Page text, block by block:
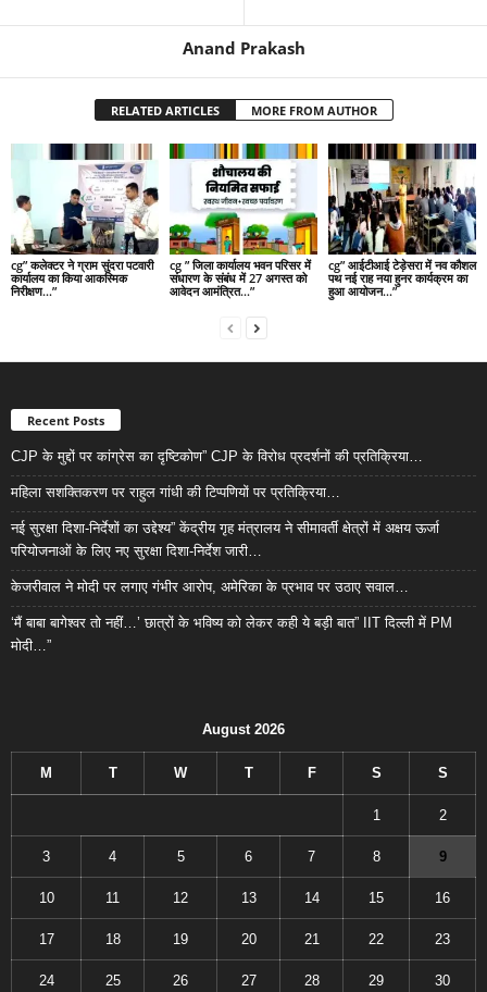
Anand Prakash
RELATED ARTICLES MORE FROM AUTHOR
cg” कलेक्टर ने ग्राम सुंदरा पटवारी
कार्यालय का किया आकस्मिक
निरीक्षण…”
cg ” जिला कार्यालय भवन परिसर में
संधारण के संबंध में 27 अगस्त को
आवेदन आमंत्रित…”
cg” आईटीआई टेड़ेसरा में नव कौशल
पथ नई राह नया हुनर कार्यक्रम का
हुआ आयोजन…”
Recent Posts
CJP के मुद्दों पर कांग्रेस का दृष्टिकोण” CJP के विरोध प्रदर्शनों की प्रतिक्रिया…
महिला सशक्तिकरण पर राहुल गांधी की टिप्पणियों पर प्रतिक्रिया…
नई सुरक्षा दिशा-निर्देशों का उद्देश्य” केंद्रीय गृह मंत्रालय ने सीमावर्ती क्षेत्रों में अक्षय ऊर्जा
परियोजनाओं के लिए नए सुरक्षा दिशा-निर्देश जारी…
केजरीवाल ने मोदी पर लगाए गंभीर आरोप, अमेरिका के प्रभाव पर उठाए सवाल…
‘मैं बाबा बागेश्वर तो नहीं…’ छात्रों के भविष्य को लेकर कही ये बड़ी बात” IIT दिल्ली में PM
मोदी…”
August 2026
M T W T F S S
1 2
3 4 5 6 7 8 9
10 11 12 13 14 15 16
17 18 19 20 21 22 23
24 25 26 27 28 29 30